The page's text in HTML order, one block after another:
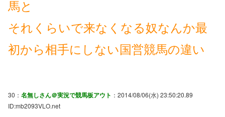
馬と
それくらいで来なくなる奴なんか最
初から相手にしない国営競馬の違い
30： 名無しさん＠実況で競馬板アウト ：2014/08/06(水) 23:50:20.89
ID:mb2093VLO.net